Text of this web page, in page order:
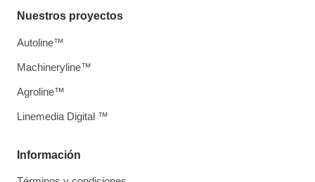
Información
Nuestros proyectos
Autoline™
Machineryline™
Agroline™
Linemedia Digital ™